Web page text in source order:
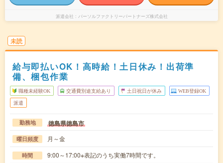
派遣会社 パーソルファクトリーパートナーズ株式会社
未読
給与即払いOK！高時給！土日休み！出荷準
備、梱包作業
職種未経験OK 交通費別途支給あり 土日祝日が休み WEB登録OK
派遣
勤務地 徳島県徳島市
曜日頻度 月～金
時間 9:00～17:00※表記のうち実働7時間です。